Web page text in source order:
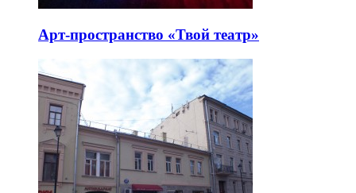
Арт-пространство «Твой театр»